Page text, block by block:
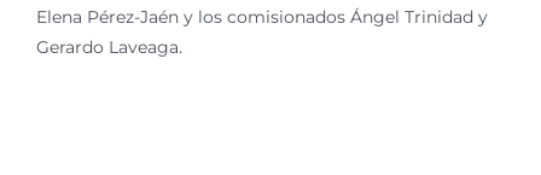
Elena Pérez-Jaén y los comisionados Ángel Trinidad y
Gerardo Laveaga.